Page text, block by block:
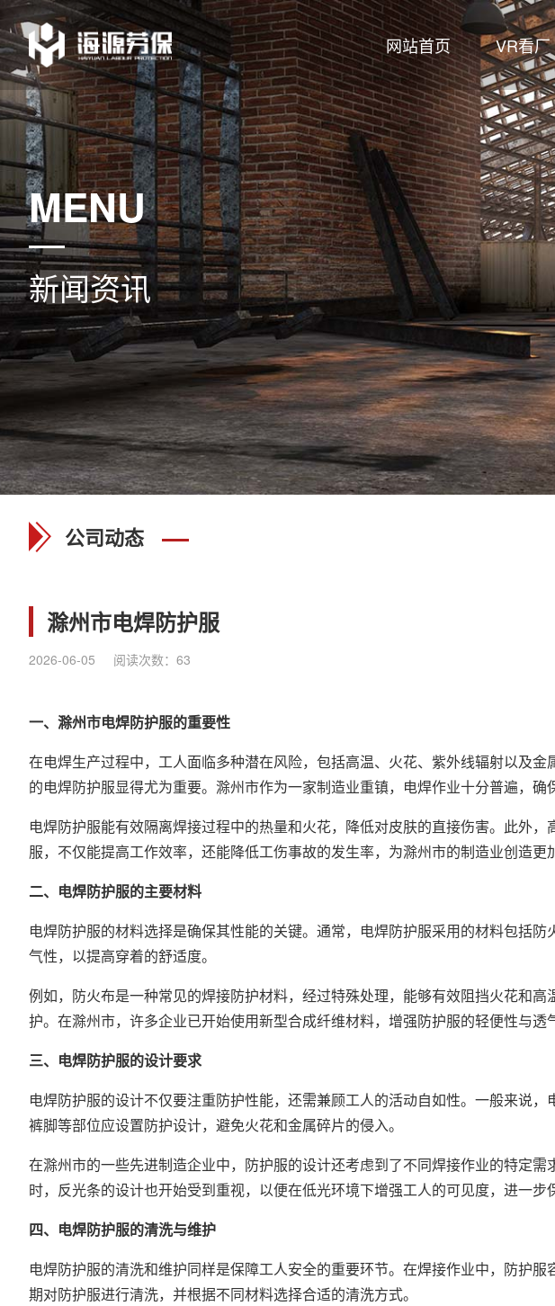
网站首页 VR看厂
MENU
新闻资讯
公司动态
滁州市电焊防护服
2026-06-05 阅读次数： 63
一、滁州市电焊防护服的重要性
在电焊生产过程中，工人面临多种潜在风险，包括高温、火花、紫外线辐射以及
的电焊防护服显得尤为重要。滁州市作为一家制造业重镇，电焊作业十分普遍，确
电焊防护服能有效隔离焊接过程中的热量和火花，降低对皮肤的直接伤害。此外
服，不仅能提高工作效率，还能降低工伤事故的发生率，为滁州市的制造业创造更
二、电焊防护服的主要材料
电焊防护服的材料选择是确保其性能的关键。通常，电焊防护服采用的材料包括
气性，以提高穿着的舒适度。
例如，防火布是一种常见的焊接防护材料，经过特殊处理，能够有效阻挡火花和
护。在滁州市，许多企业已开始使用新型合成纤维材料，增强防护服的轻便性与透
三、电焊防护服的设计要求
电焊防护服的设计不仅要注重防护性能，还需兼顾工人的活动自如性。一般来说
裤脚等部位应设置防护设计，避免火花和金属碎片的侵入。
在滁州市的一些先进制造企业中，防护服的设计还考虑到了不同焊接作业的特定
时，反光条的设计也开始受到重视，以便在低光环境下增强工人的可见度，进一步
四、电焊防护服的清洗与维护
电焊防护服的清洗和维护同样是保障工人安全的重要环节。在焊接作业中，防护
期对防护服进行清洗，并根据不同材料选择合适的清洗方式。